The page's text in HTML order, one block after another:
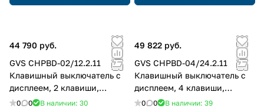
44 790 руб.
GVS CHPBD-02/12.2.11
Клавишный выключатель с
дисплеем, 2 клавиши,
черный
0 0 В наличии: 30
49 822 руб.
GVS CHPBD-04/24.2.11
Клавишный выключатель с
дисплеем, 4 клавиши,
черный
0 0 В наличии: 39